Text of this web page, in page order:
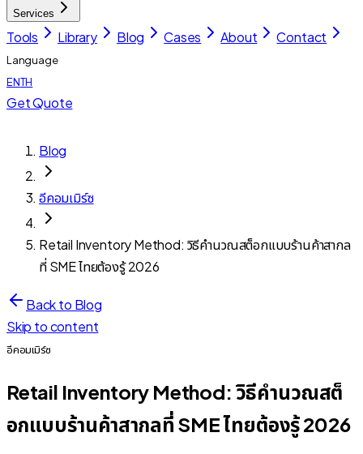
Services
Tools Library Blog Cases About Contact
Language
ENTH
Get Quote
Blog
อีคอมเมิร์ซ
Retail Inventory Method: วิธีคำนวณสต็อกแบบร้านค้าสากล
ที่ SME ไทยต้องรู้ 2026
Back to Blog
Skip to content
อีคอมเมิร์ซ
Retail Inventory Method: วิธีคำนวณสต็
อกแบบร้านค้าสากลที่ SME ไทยต้องรู้ 2026